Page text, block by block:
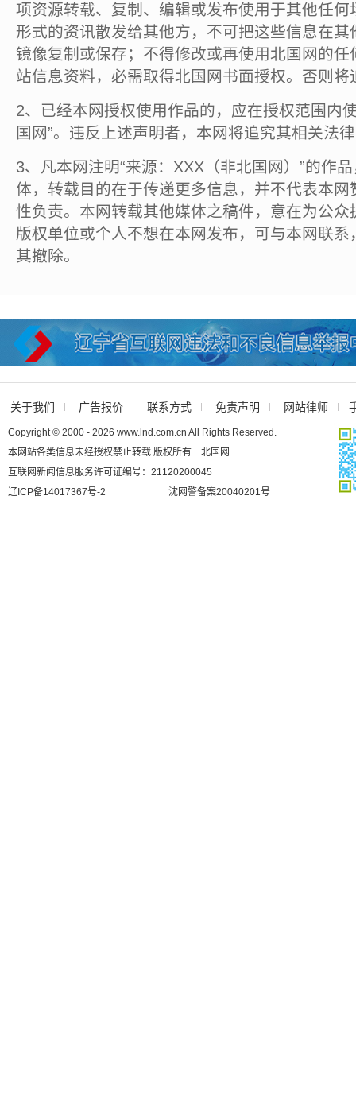
项资源转载、复制、编辑或发布使用于其他任
形式的资讯散发给其他方，不可把这些信息在
镜像复制或保存；不得修改或再使用北国网的
站信息资料，必需取得北国网书面授权。否则将
2、已经本网授权使用作品的，应在授权范围内
国网”。违反上述声明者，本网将追究其相关法
3、凡本网注明“来源：XXX（非北国网）”的作
体，转载目的在于传递更多信息，并不代表本
性负责。本网转载其他媒体之稿件，意在为公
版权单位或个人不想在本网发布，可与本网联
其撤除。
关于我们 广告报价 联系方式 免责声明 网站律师
Copyright © 2000 - 2026 www.lnd.com.cn All Rights Reserved.
本网站各类信息未经授权禁止转载 版权所有 北国网
互联网新闻信息服务许可证编号：21120200045
辽ICP备14017367号-2
沈网警备案20040201号